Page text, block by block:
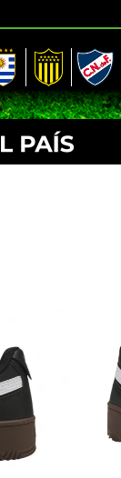
Peñarol Nacional